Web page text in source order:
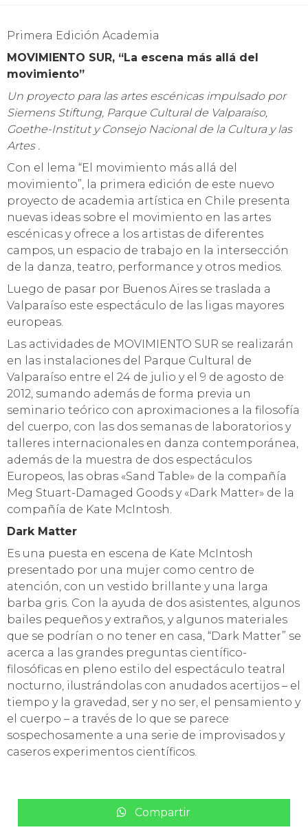
Primera Edición Academia
MOVIMIENTO SUR, “La escena más allá del
movimiento”
Un proyecto para las artes escénicas impulsado por
Siemens Stiftung, Parque Cultural de Valparaíso,
Goethe-Institut y Consejo Nacional de la Cultura y las
Artes .
Con el lema “El movimiento más allá del
movimiento”, la primera edición de este nuevo
proyecto de academia artística en Chile presenta
nuevas ideas sobre el movimiento en las artes
escénicas y ofrece a los artistas de diferentes
campos, un espacio de trabajo en la intersección
de la danza, teatro, performance y otros medios.
Luego de pasar por Buenos Aires se traslada a
Valparaíso este espectáculo de las ligas mayores
europeas.
Las actividades de MOVIMIENTO SUR se realizarán
en las instalaciones del Parque Cultural de
Valparaíso entre el 24 de julio y el 9 de agosto de
2012, sumando además de forma previa un
seminario teórico con aproximaciones a la filosofía
del cuerpo, con las dos semanas de laboratorios y
talleres internacionales en danza contemporánea,
además de la muestra de dos espectáculos
Europeos, las obras «Sand Table» de la compañía
Meg Stuart-Damaged Goods y «Dark Matter» de la
compañía de Kate McIntosh.
Dark Matter
Es una puesta en escena de Kate McIntosh
presentado por una mujer como centro de
atención, con un vestido brillante y una larga
barba gris. Con la ayuda de dos asistentes, algunos
bailes pequeños y extraños, y algunos materiales
que se podrían o no tener en casa, “Dark Matter” se
acerca a las grandes preguntas científico-
filosóficas en pleno estilo del espectáculo teatral
nocturno, ilustrándolas con anudados acertijos – el
tiempo y la gravedad, ser y no ser, el pensamiento y
el cuerpo – a través de lo que se parece
sospechosamente a una serie de improvisados y
caseros experimentos científicos.
Compartir